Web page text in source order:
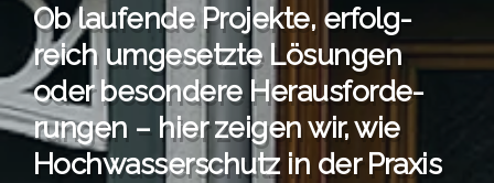
Ob lau­fen­de Pro­jek­te, erfolg­
reich umge­setz­te Lösun­gen
oder beson­de­re Her­aus­for­de­
run­gen – hier zei­gen wir, wie
Hoch­was­ser­schutz in der Pra­xis